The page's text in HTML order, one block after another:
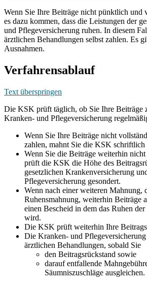
Wenn Sie Ihre Beiträge nicht pünktlich und
es dazu kommen, dass die Leistungen der
und Pflegeversicherung ruhen. In diesem
ärztlichen Behandlungen selbst zahlen. Es
Ausnahmen.
Verfahrensablauf
Text überspringen
Die KSK prüft täglich, ob Sie Ihre Beiträge
Kranken- und Pflegeversicherung
Wenn Sie Ihre Beiträge nicht
zahlen, mahnt Sie die KSK schriftlich
Wenn Sie die Beiträge weiterhin
prüft die KSK die Höhe des
gesetzlichen Krankenversicherung
Pflegeversicherung gesondert.
Wenn nach einer weiteren Mahnung,
Ruhensmahnung, weiterhin Beiträge
einen Bescheid in dem das Ruhen
wird.
Die KSK prüft weiterhin Ihre
Die Kranken- und
ärztlichen Behandlungen, sobald Sie
den Beitragsrückstand sowie
darauf entfallende
Säumniszuschläge ausgleichen.